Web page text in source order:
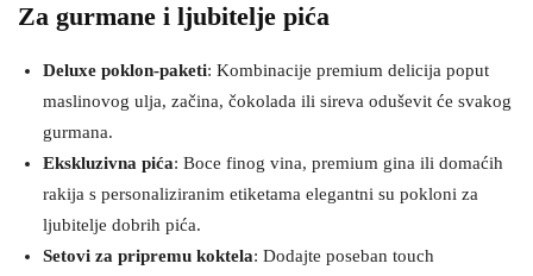
Za gurmane i ljubitelje pića
Deluxe poklon-paketi: Kombinacije premium delicija poput
maslinovog ulja, začina, čokolada ili sireva oduševit će svakog
gurmana​.
Ekskluzivna pića: Boce finog vina, premium gina ili domaćih
rakija s personaliziranim etiketama elegantni su pokloni za
ljubitelje dobrih pića.
Setovi za pripremu koktela: Dodajte poseban touch